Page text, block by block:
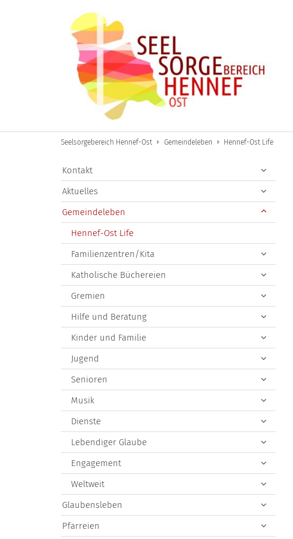
Seelsorgebereich Hennef-Ost Gemeindeleben Hennef-Ost Life
Kontakt
Aktuelles
Gemeindeleben
Hennef-Ost Life
Familienzentren/Kita
Katholische Büchereien
Gremien
Hilfe und Beratung
Kinder und Familie
Jugend
Senioren
Musik
Dienste
Lebendiger Glaube
Engagement
Weltweit
Glaubensleben
Pfarreien